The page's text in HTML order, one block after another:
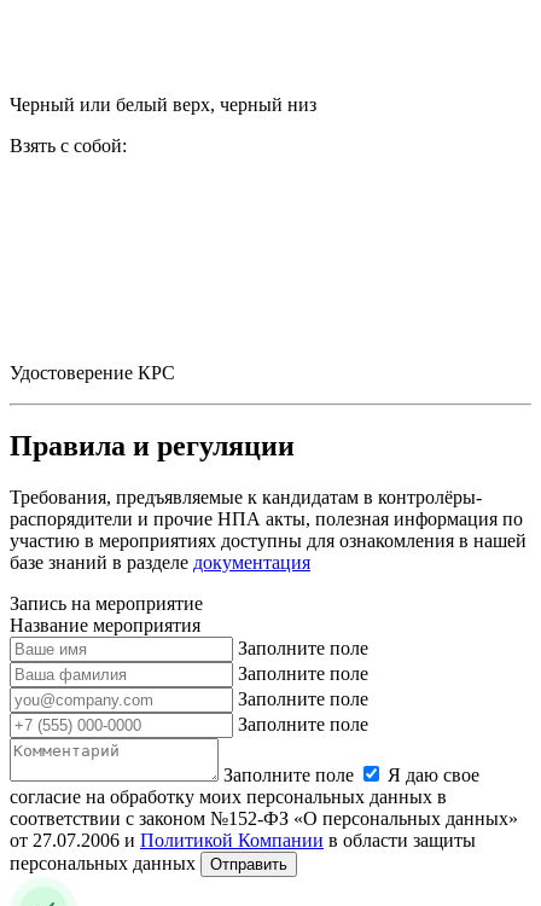
Черный или белый верх, черный низ
Взять с собой:
Удостоверение КРС
Правила и регуляции
Требования, предъявляемые к кандидатам в контролёры-
распорядители и прочие НПА акты, полезная информация по
участию в мероприятиях доступны для ознакомления в нашей
базе знаний в разделе документация
Запись на мероприятие
Название мероприятия
Заполните поле
Заполните поле
Заполните поле
Заполните поле
Заполните поле
Я даю свое
согласие на обработку моих персональных данных в
соответствии с законом №152-ФЗ «О персональных данных»
от 27.07.2006 и Политикой Компании в области защиты
персональных данных
Отправить